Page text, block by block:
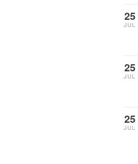
25
JUL
25
JUL
25
JUL